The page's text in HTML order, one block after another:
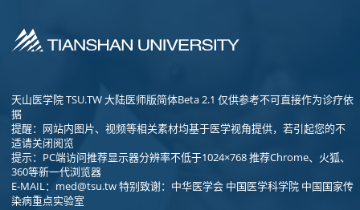
天山医学院 TSU.TW 大陆医师版简体Beta 2.1 仅供参考不可直接作为诊疗依
据
提醒：网站内图片、视频等相关素材均基于医学视角提供，若引起您的不
适请关闭阅览
提示：PC端访问推荐显示器分辨率不低于1024×768 推荐Chrome、火狐、
360等新一代浏览器
E-MAIL： med@tsu.tw特别致谢：中华医学会 中国医学科学院 中国国家传
染病重点实验室